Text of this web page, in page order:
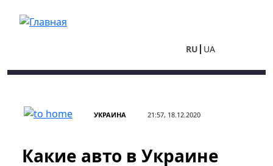
RU UA
УКРАИНА 21:57, 18.12.2020
Какие авто в Украине